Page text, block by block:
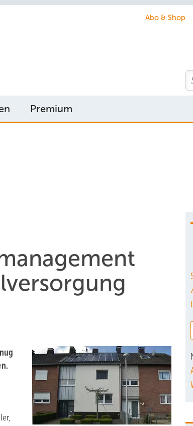
Abo & Shop
Premium